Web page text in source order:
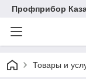
Профприбор
Товары и